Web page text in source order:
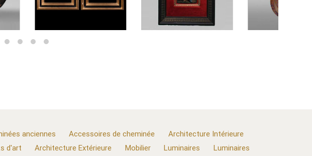
anciennes Accessoires de cheminée
Architecture Intérieure
d'art
Architecture Extérieure Mobilier Luminaires
Luminaires